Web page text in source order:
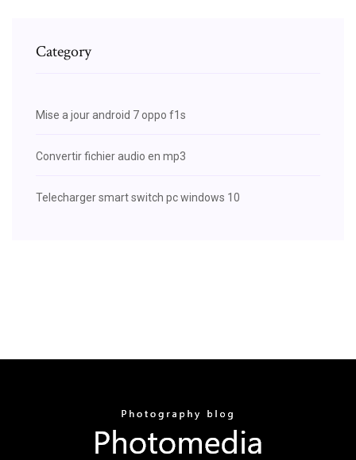
Category
Mise a jour android 7 oppo f1s
Convertir fichier audio en mp3
Telecharger smart switch pc windows 10